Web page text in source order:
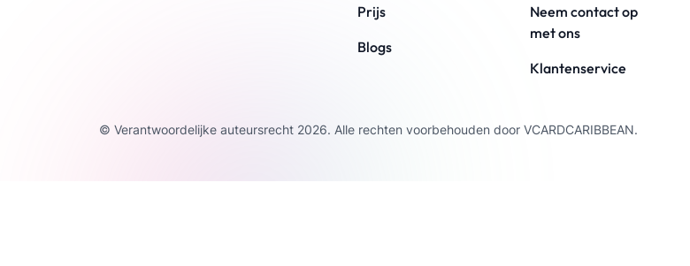
Prijs
Blogs
Neem contact op
met ons
Klantenservice
© Verantwoordelijke auteursrecht 2026. Alle rechten voorbehouden door VCARDCARIBBEAN.